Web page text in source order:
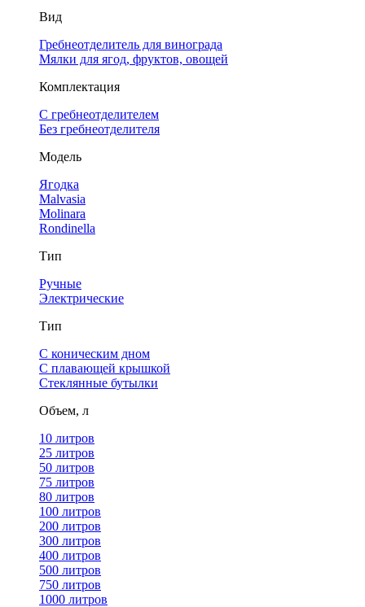
Вид
Гребнеотделитель для винограда
Мялки для ягод, фруктов, овощей
Комплектация
С гребнеотделителем
Без гребнеотделителя
Модель
Ягодка
Malvasia
Molinara
Rondinella
Тип
Ручные
Электрические
Тип
С коническим дном
С плавающей крышкой
Стеклянные бутылки
Объем, л
10 литров
25 литров
50 литров
75 литров
80 литров
100 литров
200 литров
300 литров
400 литров
500 литров
750 литров
1000 литров